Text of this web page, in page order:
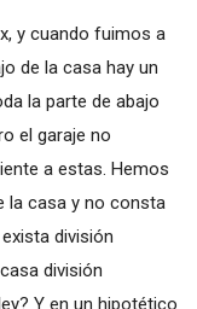
y cuando fuimos a
de la casa hay un
la parte de abajo
el garaje no
a estas. Hemos
la casa y no consta
división
división
Y en un hipotético